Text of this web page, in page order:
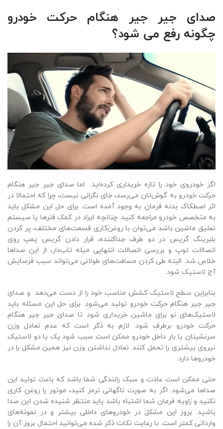
صدای جیر جیر هنگام حرکت خودرو
چگونه رفع می شود؟
اگر خودروی خود را تازه خریداری کرده‌اید اما صدای جیر جیر هنگام
حرکت خودرو به گوش‌تان می‌رسد، جای نگرانی نیست، چرا که احتمالا در
اثر اصطکاک بدنه فرمان به وجود آمده است. برای حل این مشکل باید
به متخصص خودرو مراجعه کنید. چنانچه ایراد در کمک فنرها یا سیستم
تعلیق ماشین باشد می‌توان با روغن‌کاری قسمت‌های مختلف، پر کردن
بلبرینگ گریس در دو طرف جداکننده، قرار دادن گریس پمپ روی
اتصالات توپ و بررسی اتصالات انتهایی میله تاب‌دار، از این صداها
خلاص شد. البته طی کردن مسافت‌های طولانی می‌تواند سبب فرسایش
آج لاستیک شود.
بنابراین سطح لاستیک کشش مناسب خود را از دست می‌دهد و صدای
جیر جیر هنگام حرکت خودرو تولید می‌شود. برای حل این مسئله باید
لاستیک‌های نو برای ماشین خریداری شود تا صدای جیر جیر هنگام
حرکت خودرو برطرف شود. لازم به ذکر است که عدم تعادل وزن
سرنشینان یا بار داخل خودرو ممکن است سبب شود یک یا دو لاستیک
نیروی بیشتری را تحمل کنند. تعادل نداشتن وزن نیز همین مشکل را در
خودروها دارد.
حتی ممکن است عادت و سبک رانندگی شما باشد که باعث تولید این
صداها می‌شود. اگر به صورت ناگهانی ترمز کنيد، موتور را روغن کاری
نکنید و زاویه فرمان‌ شما اشتباه باشد باید منتظر شنیده شدن این صدا
باشید. بروز این مشکل در خودروهای داخلی‌ بيشتر و در نمونه‌های
وارداتی کمتر است. با رعایت نکات ذکر شده می‌توانید احتمال بروز آن را